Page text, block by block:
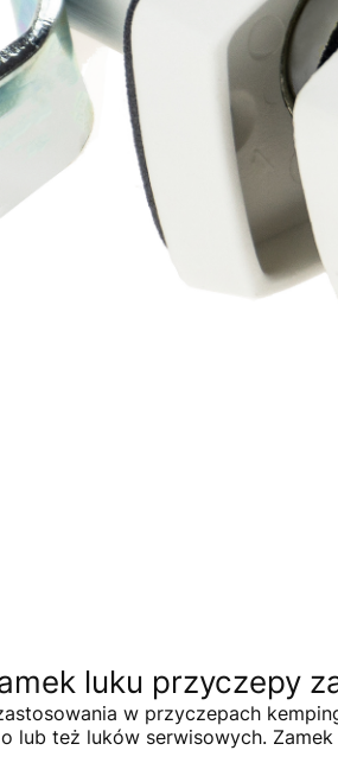
luku przyczepy
w przyczepach
lub też luków serwisowych.